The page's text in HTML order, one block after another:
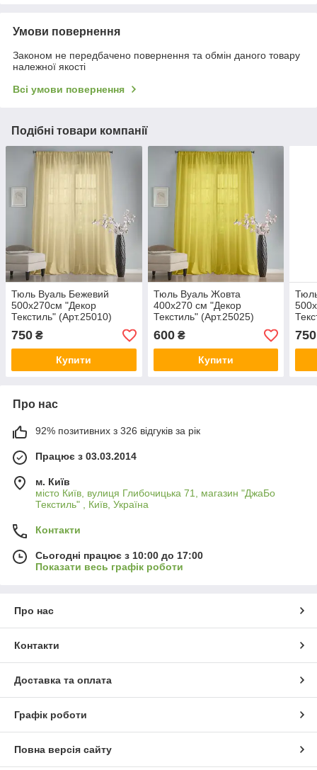
Умови повернення
Законом не передбачено повернення та обмін даного товару
належної якості
Всі умови повернення
Подібні товари компанії
Тюль Вуаль Бежевий
500х270см "Декор
Текстиль" (Арт.25010)
750 ₴
Купити
Тюль Вуаль Жовта
400х270 см "Декор
Текстиль" (Арт.25025)
600₴
Купити
750
Про нас
92% позитивних з 326 відгуків за рік
Працює з 03.03.2014
м. Київ
місто Київ, вулиця Глибочицька 71, магазин "ДжаБо
Текстиль" , Київ, Україна
Контакти
Сьогодні працює з 10:00 до 17:00
Показати весь графік роботи
Про нас
Контакти
Доставка та оплата
Графік роботи
Повна версія сайту